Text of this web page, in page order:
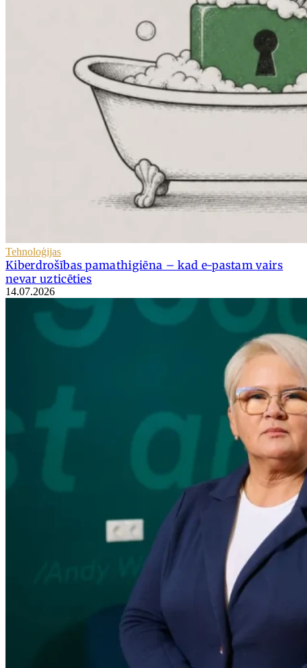
Tehnoloģijas
Kiberdrošības pamathigiēna – kad e-pastam vairs
nevar uzticēties
14.07.2026